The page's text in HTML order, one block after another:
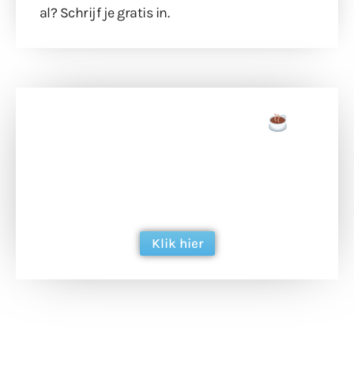
al? Schrijf je gratis in.
Klik hier